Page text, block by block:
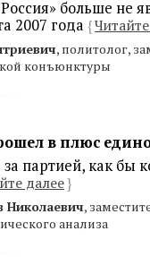
больше не
2007 года {
, политолог,
конъюнктуры
в плюс
за партией, как бы
далее}
Николаевич,
анализа